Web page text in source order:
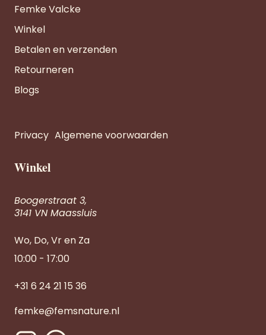
Femke Valcke
Winkel
Betalen en verzenden
Retourneren
Blogs
Privacy Algemene voorwaarden
Winkel
Boogerstraat 3,
3141 VN Maassluis
Wo, Do, Vr en Za
10:00 - 17:00
+31 6 24 21 15 36
femke@femsnature.nl